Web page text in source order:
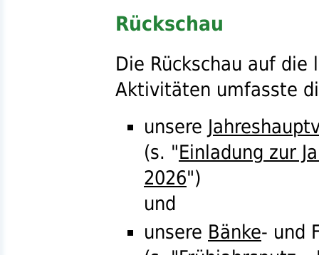
Rückschau
Die Rückschau auf
Aktivitäten umfasste
unsere
(s. "Einladung zur
2026")
und
unsere Bänke- und